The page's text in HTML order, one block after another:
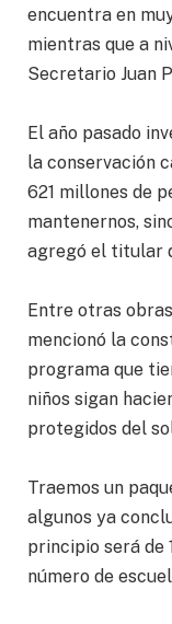
encuentra en
mientras que a
Secretario Juan
El año pasado
la conservación
621 millones de
mantenernos,
agregó el titular
Entre otras
mencionó la
programa que
niños sigan
protegidos del
Traemos un
algunos ya
principio será de
número de